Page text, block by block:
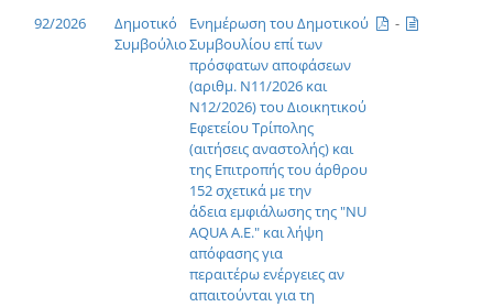
92/2026
Δημοτικό
Συμβούλιο
Ενημέρωση του Δημοτικού
Συμβουλίου επί των
πρόσφατων αποφάσεων
(αριθμ. Ν11/2026 και
Ν12/2026) του Διοικητικού
Εφετείου Τρίπολης
(αιτήσεις αναστολής) και
της Επιτροπής του άρθρου
152 σχετικά με την
άδεια εμφιάλωσης της "NU
AQUA A.E." και λήψη
απόφασης για
περαιτέρω ενέργειες αν
απαιτούνται για τη
-